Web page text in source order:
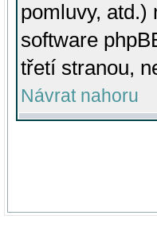
pomluvy, atd.)
software
třetí stranou,
Návrat nahoru